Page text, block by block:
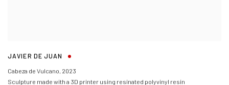
JAVIER DE JUAN
Cabeza de Vulcano, 2023
Sculpture made with a 3D printer using resinated polyvinyl resin